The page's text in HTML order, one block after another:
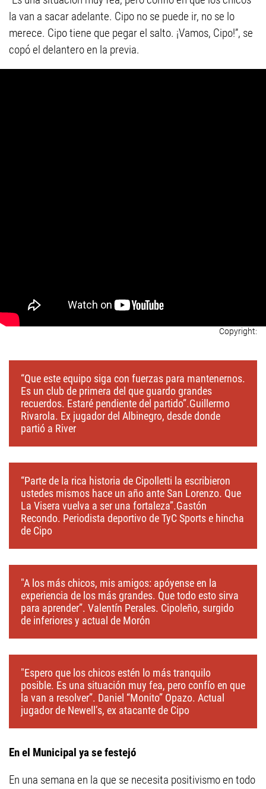
la van a sacar adelante. Cipo no se puede ir, no se lo
merece. Cipo tiene que pegar el salto. ¡Vamos, Cipo!”, se
copó el delantero en la previa.
“Que este equipo siga con fuerzas para mantenernos.
Es un club de primera del que guardo grandes
recuerdos. Estaré pendiente del partido”.Guillermo
Rivarola. Ex jugador del Albinegro, desde donde
partió a River
“Parte de la rica historia de Cipolletti la escribieron
ustedes mismos hace un año ante San Lorenzo. Que
La Visera vuelva a ser una fortaleza”.Gastón
Recondo. Periodista deportivo de TyC Sports e hincha
de Cipo
"A los más chicos, mis amigos: apóyense en la
experiencia de los más grandes. Que todo esto sirva
para aprender”. Valentín Perales. Cipoleño, surgido
de inferiores y actual de Morón
"Espero que los chicos estén lo más tranquilo
posible. Es una situación muy fea, pero confío en que
la van a resolver”. Daniel “Monito” Opazo. Actual
jugador de Newell’s, ex atacante de Cipo
En el Municipal ya se festejó
En una semana en la que se necesita positivismo en todo